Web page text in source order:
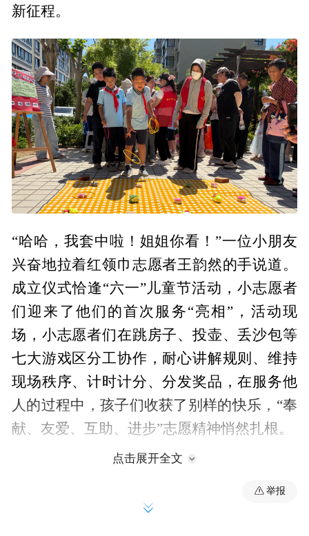
新征程。
“哈哈，我套中啦！姐姐你看！”一位小朋友
兴奋地拉着红领巾志愿者王韵然的手说道。
成立仪式恰逢“六一”儿童节活动，小志愿者
们迎来了他们的首次服务“亮相”，活动现
场，小志愿者们在跳房子、投壶、丢沙包等
七大游戏区分工协作，耐心讲解规则、维持
现场秩序、计时计分、分发奖品，在服务他
人的过程中，孩子们收获了别样的快乐，“奉
献、友爱、互助、进步”志愿精神悄然扎根。
点击展开全文
举报